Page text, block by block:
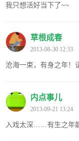
我只想活好当下了~~
草根成春
2013-08-30 12:33
沧海一束，有身之年！
内点事儿
2013-09-21 13:24
入戏太深……有生之年